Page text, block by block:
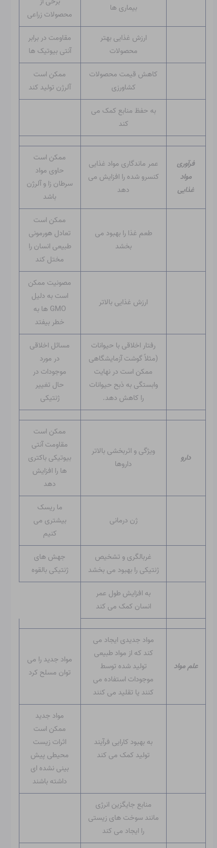
بیماری ها
محصولات زراعی
ارزش غذایی بهتر
محصولات
مقاومت در برابر
آنتی بیوتیک ها
کاهش قیمت محصولات
کشاورزی
ممکن است
آلرژن تولید کند
به حفظ منابع کمک می
کند
فرآوری
مواد
غذایی
عمر ماندگاری مواد غذایی
کنسرو شده را افزایش می
دهد
ممکن است
حاوی مواد
سرطان زا و آلرژن
باشد
طعم غذا را بهبود می
بخشد
ممکن است
تعادل هورمونی
طبیعی انسان را
مختل کند
ارزش غذایی بالاتر
مصونیت ممکن
است به دلیل
GMO ها به
خطر بیفتد
رفتار اخلاقی با حیوانات
(مثلاً گوشت آزمایشگاهی
ممکن است در نهایت
وابستگی به ذبح حیوانات
را کاهش دهد.
مسائل اخلاقی
در مورد
موجودات در
حال تغییر
ژنتیکی
دارو
ویژگی و اثربخشی بالاتر
داروها
ممکن است
مقاومت آنتی
بیوتیکی باکتری
ها را افزایش
دهد
ژن درمانی
ما ریسک
بیشتری می
کنیم
غربالگری و تشخیص
ژنتیکی را بهبود می بخشد
جهش های
ژنتیکی بالقوه
به افزایش طول عمر
انسان کمک می کند
علم مواد
مواد جدیدی ایجاد می
کند که از مواد طبیعی
تولید شده توسط
موجودات استفاده می
کنند یا تقلید می کنند
مواد جدید را می
توان مسلح کرد
به بهبود کارایی فرآیند
تولید کمک می کند
مواد جدید
ممکن است
اثرات زیست
محیطی پیش
بینی نشده ای
داشته باشند
منابع جایگزین انرژی
مانند سوخت های زیستی
را ایجاد می کند